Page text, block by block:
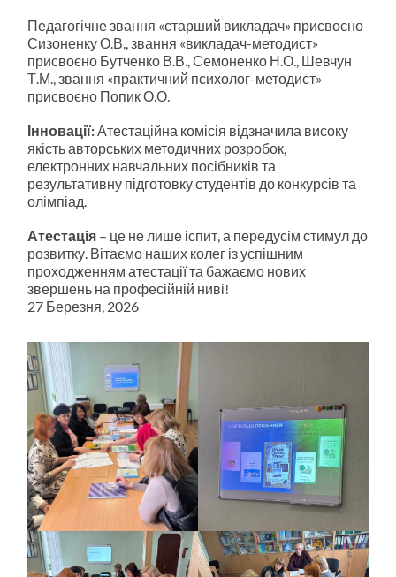
Педагогічне звання «старший викладач» присвоєно
Сизоненку О.В., звання «викладач-методист»
присвоєно Бутченко В.В., Семоненко Н.О., Шевчун
Т.М., звання «практичний психолог-методист»
присвоєно Попик О.О.
Інновації: Атестаційна комісія відзначила високу
якість авторських методичних розробок,
електронних навчальних посібників та
результативну підготовку студентів до конкурсів та
олімпіад.
Атестація – це не лише іспит, а передусім стимул до
розвитку. Вітаємо наших колег із успішним
проходженням атестації та бажаємо нових
звершень на професійній ниві!
27 Березня, 2026